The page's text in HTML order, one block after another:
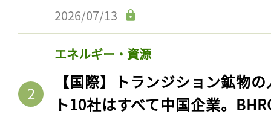
2026/07/13
エネルギー・資源
【国際】トランジション鉱物
ト10社はすべて中国企業。